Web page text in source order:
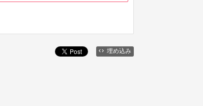
埋め込み